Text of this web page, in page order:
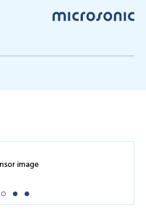
image